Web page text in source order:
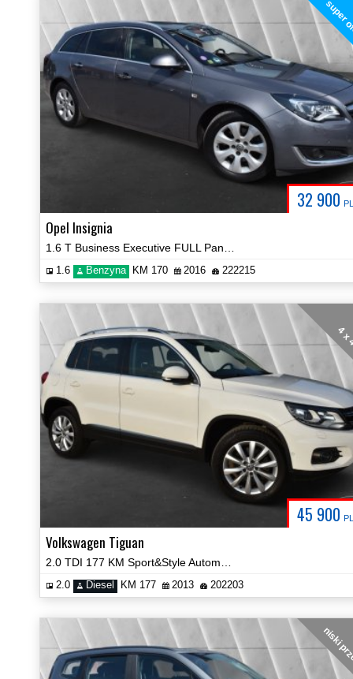
32 900
Opel Insignia
1.6 Benzyna KM 170 2016 222215
45 900
4
Volkswagen Tiguan
2.0 Diesel KM 177 2013 202203
niski